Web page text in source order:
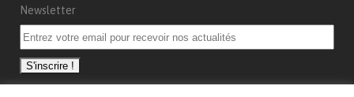
Newsletter